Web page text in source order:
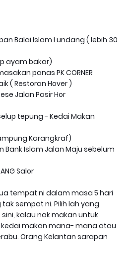
Balai Islam Lundang ( lebih 30
ayam bakar)
panas PK CORNER
( Restoran Hover )
Jalan Pasir Hor
tepung - Kedai Makan
Karangkraf)
Bank Islam Jalan Maju sebelum
Salor
tempat ni dalam masa 5 hari
sempat ni. Pilih lah yang
kalau nak makan untuk
makan mana- mana atau
Orang Kelantan sarapan